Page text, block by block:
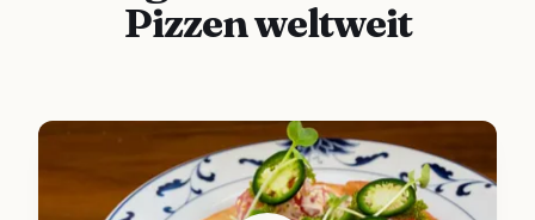
Pizzen weltweit